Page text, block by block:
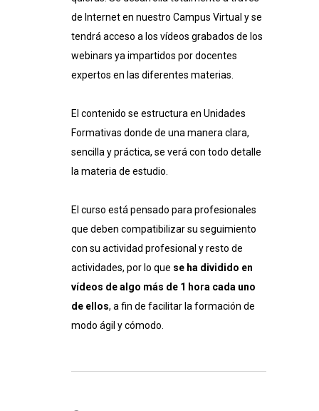
de Internet en nuestro Campus Virtual y se
tendrá acceso a los vídeos grabados de los
webinars ya impartidos por docentes
expertos en las diferentes materias.
El contenido se estructura en Unidades
Formativas donde de una manera clara,
sencilla y práctica, se verá con todo detalle
la materia de estudio.
El curso está pensado para profesionales
que deben compatibilizar su seguimiento
con su actividad profesional y resto de
actividades, por lo que se ha dividido en
vídeos de algo más de 1 hora cada uno
de ellos, a fin de facilitar la formación de
modo ágil y cómodo.